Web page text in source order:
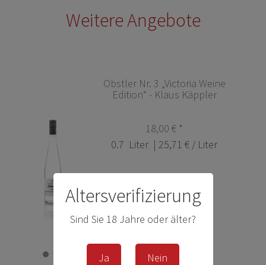
Altersverifizierung
Sind Sie 18 Jahre oder älter?
Ja Nein
Weitere Angebote
Obstler Nr. 3 „Victoria Weine
Edition“ - Klaus Käppler
18,00 € *
0.7 Liter | 25,71 € / Liter